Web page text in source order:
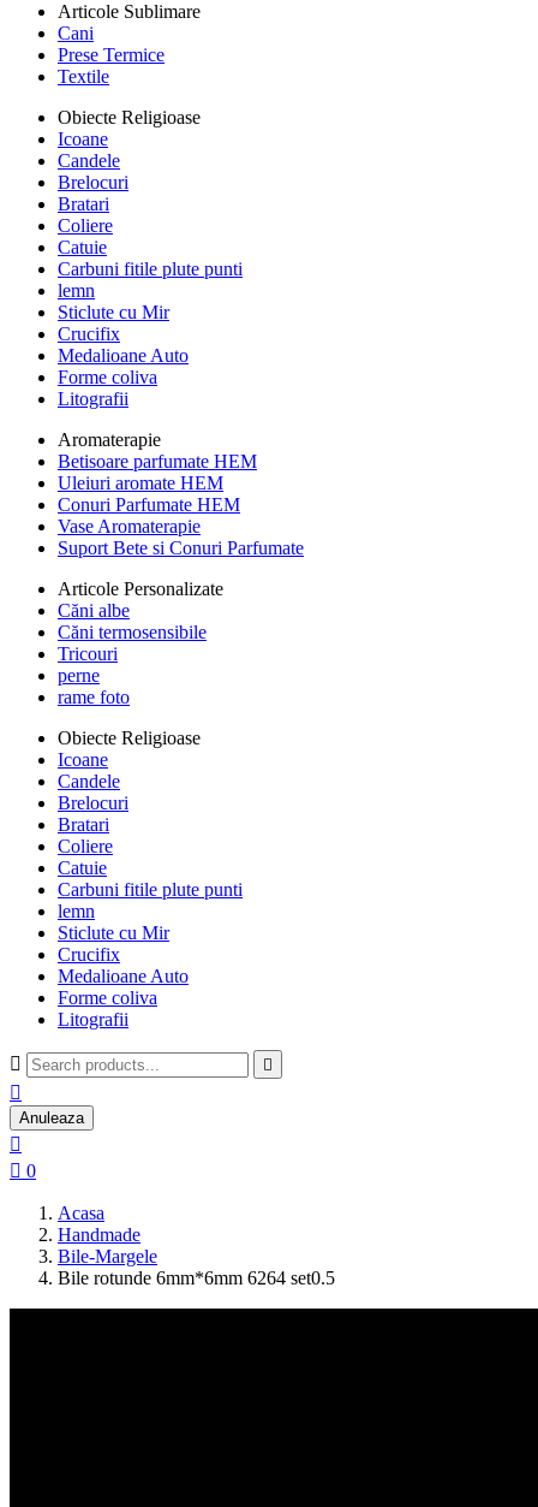
Articole Sublimare
Cani
Prese Termice
Textile
Obiecte Religioase
Icoane
Candele
Brelocuri
Bratari
Coliere
Catuie
Carbuni fitile plute punti
lemn
Sticlute cu Mir
Crucifix
Medalioane Auto
Forme coliva
Litografii
Aromaterapie
Betisoare parfumate HEM
Uleiuri aromate HEM
Conuri Parfumate HEM
Vase Aromaterapie
Suport Bete si Conuri Parfumate
Articole Personalizate
Căni albe
Căni termosensibile
Tricouri
perne
rame foto
Obiecte Religioase
Icoane
Candele
Brelocuri
Bratari
Coliere
Catuie
Carbuni fitile plute punti
lemn
Sticlute cu Mir
Crucifix
Medalioane Auto
Forme coliva
Litografii
 

Anuleaza

 0
Acasa
Handmade
Bile-Margele
Bile rotunde 6mm*6mm 6264 set0.5